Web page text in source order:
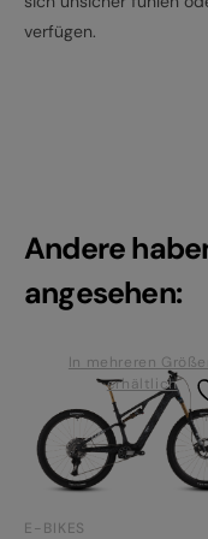
verfügen.
Andere
angesehen:
In mehreren
erhältlich
E-BIKES